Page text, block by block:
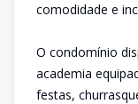
comodidade e
O condomínio
academia
festas,